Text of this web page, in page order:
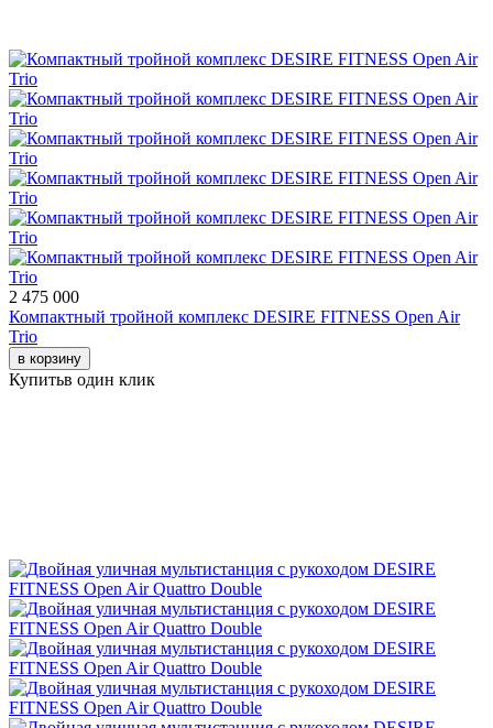
2 475 000
Компактный тройной комплекс DESIRE FITNESS Open Air
Trio
в корзину
Купитьв один клик